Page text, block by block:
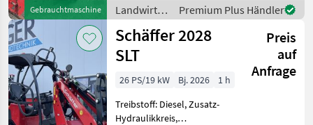
Gebrauchtmaschine
Selbstgebauter Kabine incl.
Heizung son
Landwirtsch.
Motorfahrzeuge
/ Schäffer
Premium Plus Händler
Schäffer 2028
SLT
Preis
auf
Anfrage
26 PS/19 kW Bj. 2026
1 h
Treibstoff: Diesel, Zusatz-
Hydraulikkreis,